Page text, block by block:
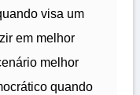
visa um
em melhor
melhor
quando